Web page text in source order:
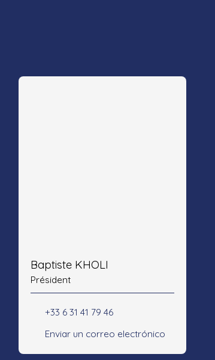
Baptiste KHOLI
Président
+33 6 31 41 79 46
Enviar un correo electrónico